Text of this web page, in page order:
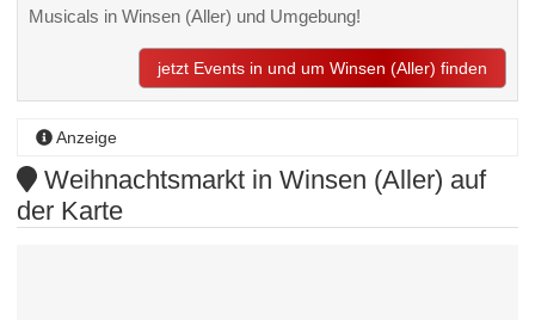
Musicals in Winsen (Aller) und Umgebung!
jetzt Events in und um Winsen (Aller) finden
Anzeige
Weihnachtsmarkt in Winsen (Aller) auf
der Karte